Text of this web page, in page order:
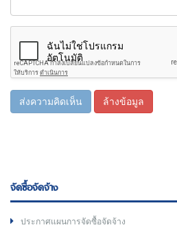
ส่งความคิดเห็น ล้างข้อมูล
จัดซื้อจัดจ้าง
ประกาศแผนการจัดซื้อจัดจ้าง